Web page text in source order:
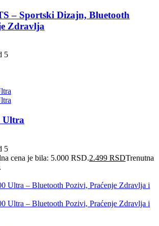
– Sportski Dizajn, Bluetooth
Zdravlja
5
Ultra
5
cena je bila: 5.000 RSD.2.499 RSDTrenutna